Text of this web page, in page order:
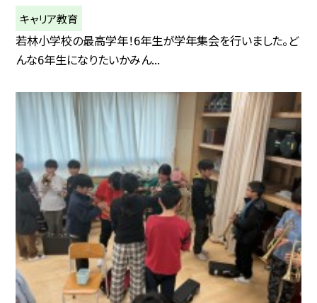
キャリア教育
若林小学校の最高学年！6年生が学年集会を行いました。ど
んな6年生になりたいかみん...